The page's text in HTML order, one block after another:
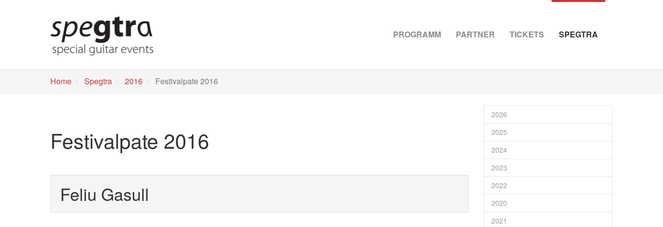
PROGRAMM PARTNER TICKETS SPEGTRA
Home Spegtra 2016 Festivalpate 2016
Festivalpate 2016
Feliu Gasull
2026
2025
2024
2023
2022
2020
2021